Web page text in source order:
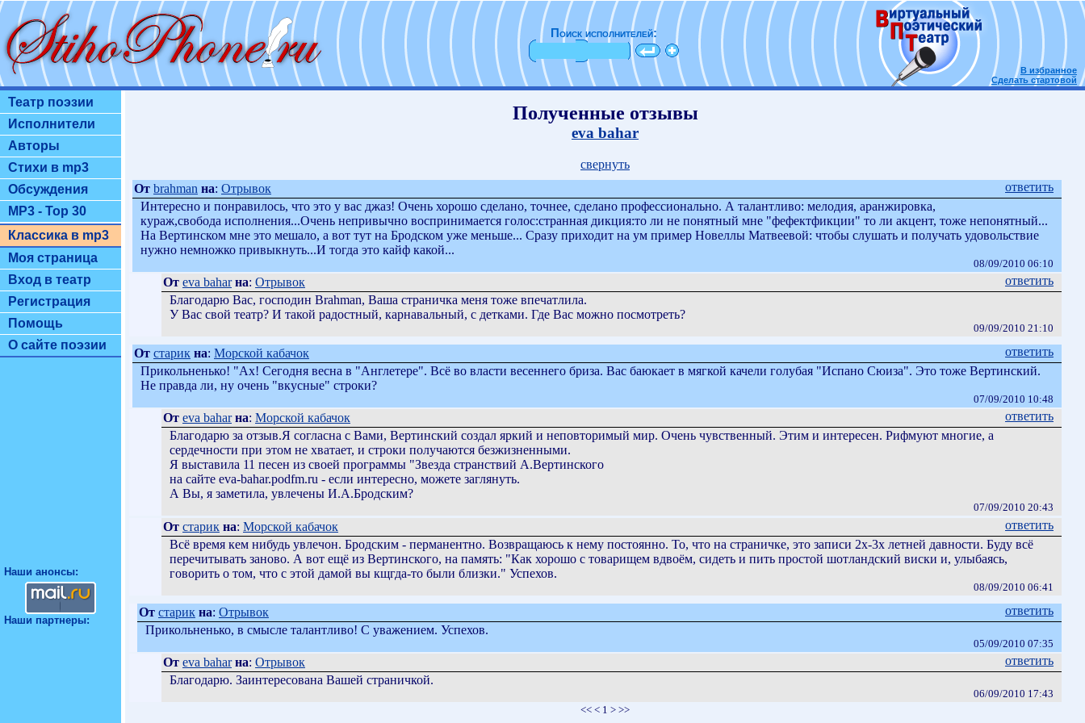
Поиск исполнителей:
В избранное
Сделать стартовой
Театр поэзии
Исполнители
Авторы
Стихи в mp3
Обсуждения
MP3 - Top 30
Классика в mp3
Моя страница
Вход в театр
Регистрация
Помощь
О сайте поэзии
Наши анонсы:
Наши партнеры:
Полученные отзывы
eva bahar
свернуть
От brahman на: Отрывок
ответить
Интересно и понравилось, что это у вас джаз! Очень хорошо сделано, точнее, сделано профессионально. А талантливо: мелодия, аранжировка,
кураж,свобода исполнения...Очень непривычно воспринимается голос:странная дикция:то ли не понятный мне "фефектфикции" то ли акцент, тоже непонятный...
На Вертинском мне это мешало, а вот тут на Бродском уже меньше... Сразу приходит на ум пример Новеллы Матвеевой: чтобы слушать и получать удовольствие
нужно немножко привыкнуть...И тогда это кайф какой...
08/09/2010 06:10
От eva bahar на: Отрывок
ответить
Благодарю Вас, господин Brahman, Ваша страничка меня тоже впечатлила.
У Вас свой театр? И такой радостный, карнавальный, с детками. Где Вас можно посмотреть?
09/09/2010 21:10
От старик на: Морской кабачок
ответить
Прикольненько! "Ах! Сегодня весна в "Англетере". Всё во власти весеннего бриза. Вас баюкает в мягкой качели голубая "Испано Сюиза". Это тоже Вертинский.
Не правда ли, ну очень "вкусные" строки?
07/09/2010 10:48
От eva bahar на: Морской кабачок
ответить
Благодарю за отзыв.Я согласна с Вами, Вертинский создал яркий и неповторимый мир. Очень чувственный. Этим и интересен. Рифмуют многие, а
сердечности при этом не хватает, и строки получаются безжизненными.
Я выставила 11 песен из своей программы "Звезда странствий А.Вертинского
на сайте eva-bahar.podfm.ru - если интересно, можете заглянуть.
А Вы, я заметила, увлечены И.А.Бродским?
07/09/2010 20:43
От старик на: Морской кабачок
ответить
Всё время кем нибудь увлечон. Бродским - перманентно. Возвращаюсь к нему постоянно. То, что на страничке, это записи 2х-3х летней давности. Буду всё
перечитывать заново. А вот ещё из Вертинского, на память: "Как хорошо с товарищем вдвоём, сидеть и пить простой шотландский виски и, улыбаясь,
говорить о том, что с этой дамой вы кщгда-то были близки." Успехов.
08/09/2010 06:41
От старик на: Отрывок
ответить
Прикольненько, в смысле талантливо! С уважением. Успехов.
05/09/2010 07:35
От eva bahar на: Отрывок
ответить
Благодарю. Заинтересована Вашей страничкой.
06/09/2010 17:43
<< < 1 > >>